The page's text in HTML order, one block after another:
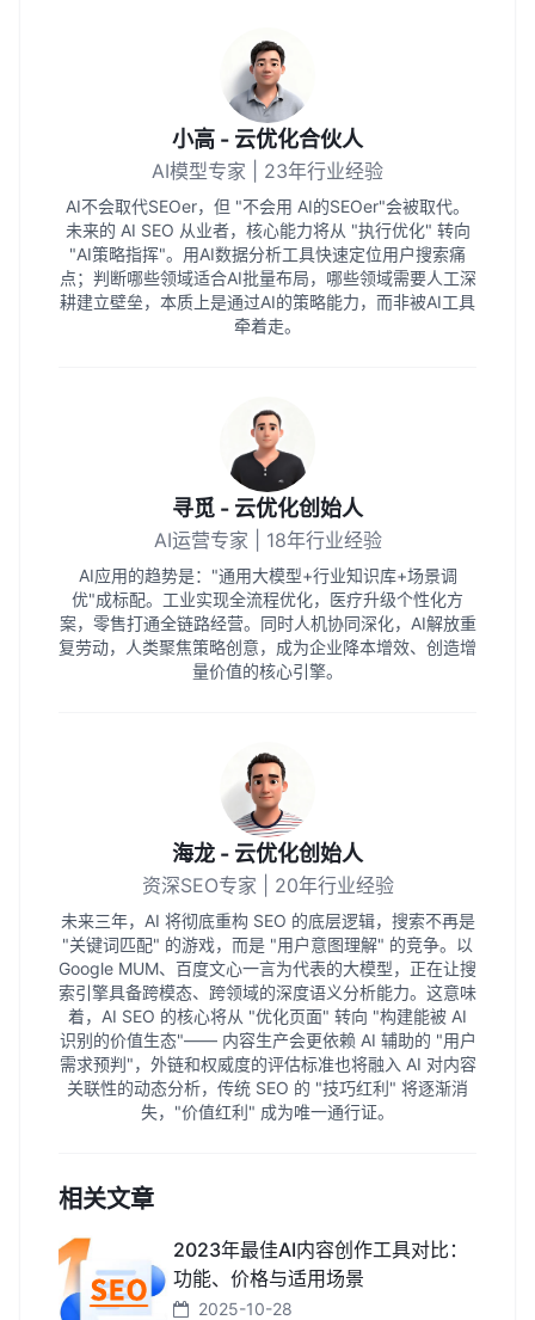
小高 - 云优化合伙人
AI模型专家 | 23年行业经验
AI不会取代SEOer，但 "不会用 AI的SEOer"会被取代。
未来的 AI SEO 从业者，核心能力将从 "执行优化" 转向
"AI策略指挥"。用AI数据分析工具快速定位用户搜索痛
点；判断哪些领域适合AI批量布局，哪些领域需要人工深
耕建立壁垒，本质上是通过AI的策略能力，而非被AI工具
牵着走。
寻觅 - 云优化创始人
AI运营专家 | 18年行业经验
AI应用的趋势是："通用大模型+行业知识库+场景调
优"成标配。工业实现全流程优化，医疗升级个性化方
案，零售打通全链路经营。同时人机协同深化，AI解放重
复劳动，人类聚焦策略创意，成为企业降本增效、创造增
量价值的核心引擎。
海龙 - 云优化创始人
资深SEO专家 | 20年行业经验
未来三年，AI 将彻底重构 SEO 的底层逻辑，搜索不再是
"关键词匹配" 的游戏，而是 "用户意图理解" 的竞争。以
Google MUM、百度文心一言为代表的大模型，正在让搜
索引擎具备跨模态、跨领域的深度语义分析能力。这意味
着，AI SEO 的核心将从 "优化页面" 转向 "构建能被 AI
识别的价值生态"—— 内容生产会更依赖 AI 辅助的 "用户
需求预判"，外链和权威度的评估标准也将融入 AI 对内容
关联性的动态分析，传统 SEO 的 "技巧红利" 将逐渐消
失，"价值红利" 成为唯一通行证。
相关文章
2023年最佳AI内容创作工具对比：
功能、价格与适用场景
2025-10-28